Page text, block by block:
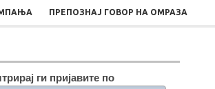
ПРЕПОЗНАЈ ГОВОР НА ОМРАЗА
ги пријавите по